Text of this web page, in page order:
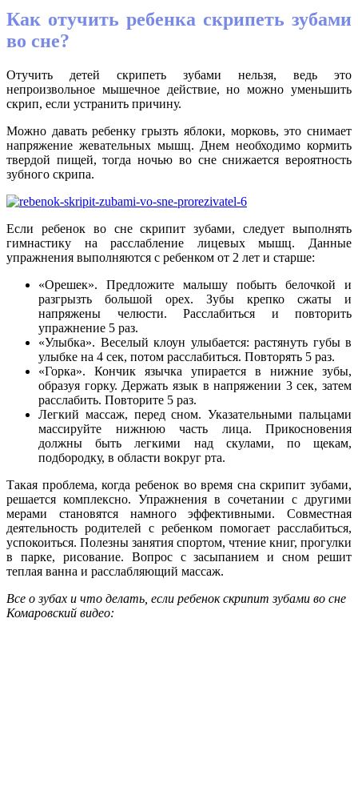
Как отучить ребенка скрипеть зубами
во сне?
Отучить детей скрипеть зубами нельзя, ведь это
непроизвольное мышечное действие, но можно уменьшить
скрип, если устранить причину.
Можно давать ребенку грызть яблоки, морковь, это снимает
напряжение жевательных мышц. Днем необходимо кормить
твердой пищей, тогда ночью во сне снижается вероятность
зубного скрипа.
Если ребенок во сне скрипит зубами, следует выполнять
гимнастику на расслабление лицевых мышц. Данные
упражнения выполняются с ребенком от 2 лет и старше:
«Орешек». Предложите малышу побыть белочкой и
разгрызть большой орех. Зубы крепко сжаты и
напряжены челюсти. Расслабиться и повторить
упражнение 5 раз.
«Улыбка». Веселый клоун улыбается: растянуть губы в
улыбке на 4 сек, потом расслабиться. Повторять 5 раз.
«Горка». Кончик язычка упирается в нижние зубы,
образуя горку. Держать язык в напряжении 3 сек, затем
расслабить. Повторите 5 раз.
Легкий массаж, перед сном. Указательными пальцами
массируйте нижнюю часть лица. Прикосновения
должны быть легкими над скулами, по щекам,
подбородку, в области вокруг рта.
Такая проблема, когда ребенок во время сна скрипит зубами,
решается комплексно. Упражнения в сочетании с другими
мерами становятся намного эффективными. Совместная
деятельность родителей с ребенком помогает расслабиться,
успокоиться. Полезны занятия спортом, чтение книг, прогулки
в парке, рисование. Вопрос с засыпанием и сном решит
теплая ванна и расслабляющий массаж.
Все о зубах и что делать, если ребенок скрипит зубами во сне
Комаровский видео: